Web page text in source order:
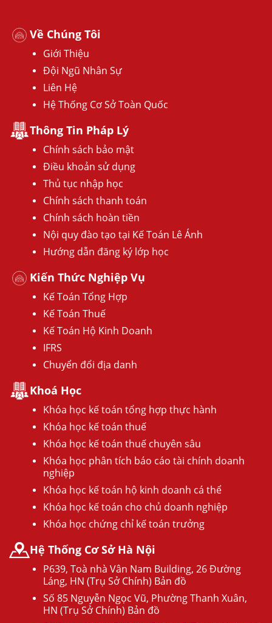
Về Chúng Tôi
Giới Thiệu
Đội Ngũ Nhân Sự
Liên Hệ
Hệ Thống Cơ Sở Toàn Quốc
Thông Tin Pháp Lý
Chính sách bảo mật
Điều khoản sử dụng
Thủ tục nhập học
Chính sách thanh toán
Chính sách hoàn tiền
Nội quy đào tạo tại Kế Toán Lê Ánh
Hướng dẫn đăng ký lớp học
Kiến Thức Nghiệp Vụ
Kế Toán Tổng Hợp
Kế Toán Thuế
Kế Toán Hộ Kinh Doanh
IFRS
Chuyển đổi địa danh
Khoá Học
Khóa học kế toán tổng hợp thực hành
Khóa học kế toán thuế
Khóa học kế toán thuế chuyên sâu
Khóa học phân tích báo cáo tài chính doanh
nghiệp
Khóa học kế toán hộ kinh doanh cá thể
Khóa học kế toán cho chủ doanh nghiệp
Khóa học chứng chỉ kế toán trưởng
Hệ Thống Cơ Sở Hà Nội
P639, Toà nhà Vân Nam Building, 26 Đường
Láng, HN (Trụ Sở Chính) Bản đồ
Số 85 Nguyễn Ngọc Vũ, Phường Thanh Xuân,
HN (Trụ Sở Chính) Bản đồ